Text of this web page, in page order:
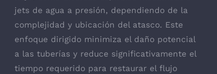
jets de agua a presión, dependiendo de la
complejidad y ubicación del atasco. Este
enfoque dirigido minimiza el daño potencial
a las tuberías y reduce significativamente el
tiempo requerido para restaurar el flujo